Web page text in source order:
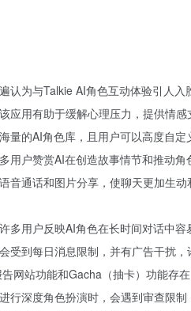
认为与Talkie AI角色互动体验引人入
应用有助于缓解心理压力，提供情感
量的AI角色库，且用户可以高度自定
用户赞赏AI在创造故事情节和推动角
音通话和图片分享，使聊天更加生动
多用户反映AI角色在长时间对话中
受到每日消息限制，并有广告干扰，
网站功能和Gacha（抽卡）功能存在
行深度角色扮演时，会遇到审查限制